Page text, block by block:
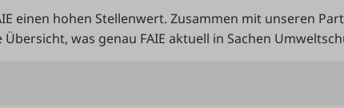
einen hohen Stellenwert. Zusammen mit unseren
was genau FAIE aktuell in Sachen